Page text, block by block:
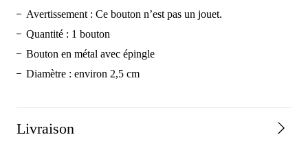
Avertissement : Ce bouton n’est pas un jouet.
Quantité : 1 bouton
Bouton en métal avec épingle
Diamètre : environ 2,5 cm
Livraison